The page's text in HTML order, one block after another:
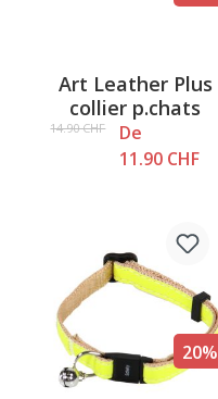
Art Leather Plus
collier p.chats
14.90 CHF
De
11.90 CHF
20%